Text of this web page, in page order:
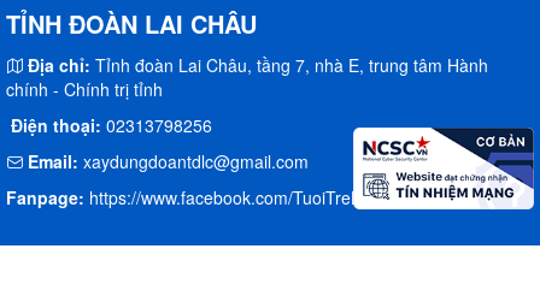
TỈNH ĐOÀN LAI CHÂU
Địa chỉ: Tỉnh đoàn Lai Châu, tầng 7, nhà E, trung tâm Hành
chính - Chính trị tỉnh
Điện thoại: 02313798256
Email: xaydungdoantdlc@gmail.com
Fanpage: https://www.facebook.com/TuoiTreLaiChau